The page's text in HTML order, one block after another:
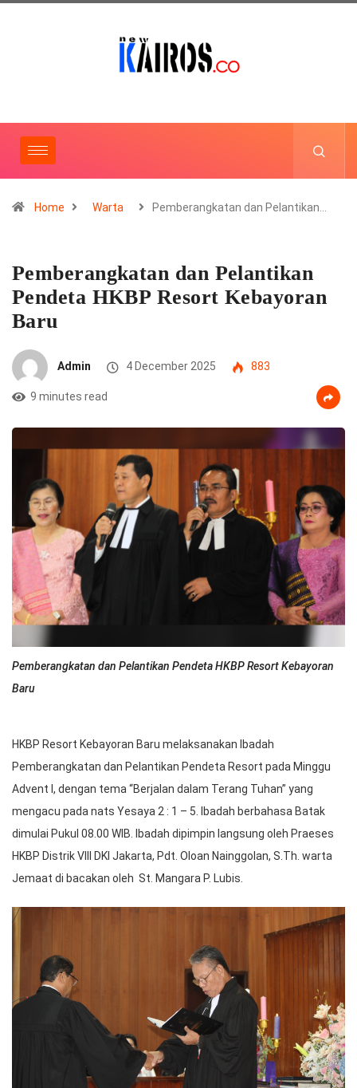
Home Warta Pemberangkatan dan Pelantikan…
Pemberangkatan dan Pelantikan
Pendeta HKBP Resort Kebayoran
Baru
Admin 4 December 2025 883
9 minutes read
Pemberangkatan dan Pelantikan Pendeta HKBP Resort Kebayoran
Baru
HKBP Resort Kebayoran Baru melaksanakan Ibadah
Pemberangkatan dan Pelantikan Pendeta Resort pada Minggu
Advent I, dengan tema “Berjalan dalam Terang Tuhan” yang
mengacu pada nats Yesaya 2 : 1 – 5. Ibadah berbahasa Batak
dimulai Pukul 08.00 WIB. Ibadah dipimpin langsung oleh Praeses
HKBP Distrik VIII DKI Jakarta, Pdt. Oloan Nainggolan, S.Th. warta
Jemaat di bacakan oleh St. Mangara P. Lubis.